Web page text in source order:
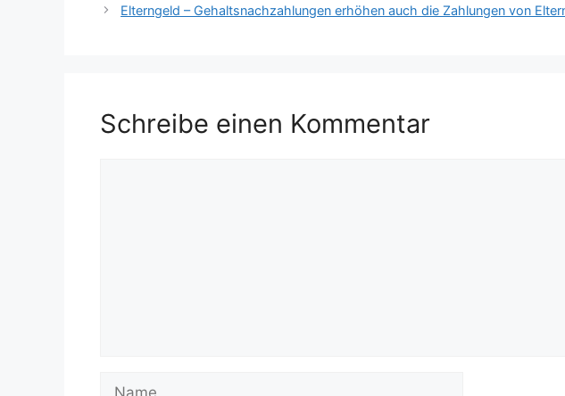
Elterngeld – Gehaltsnachzahlungen erhöhen auch die Zahlungen von
Schreibe einen Kommentar